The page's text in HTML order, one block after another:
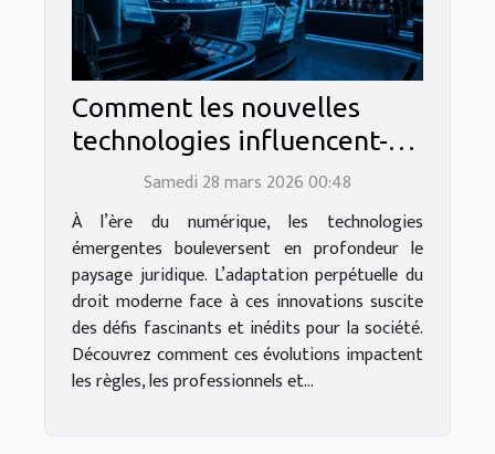
Comment les nouvelles
technologies influencent-
elles le droit moderne ?
Samedi 28 mars 2026 00:48
À l’ère du numérique, les technologies
émergentes bouleversent en profondeur le
paysage juridique. L’adaptation perpétuelle du
droit moderne face à ces innovations suscite
des défis fascinants et inédits pour la société.
Découvrez comment ces évolutions impactent
les règles, les professionnels et...